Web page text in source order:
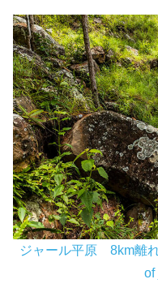
ジャール平原 8km離
of